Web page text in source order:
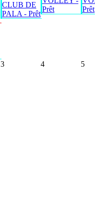
CLUB DE
PALA - Prêt
Prêt
Prêt
3 4 5